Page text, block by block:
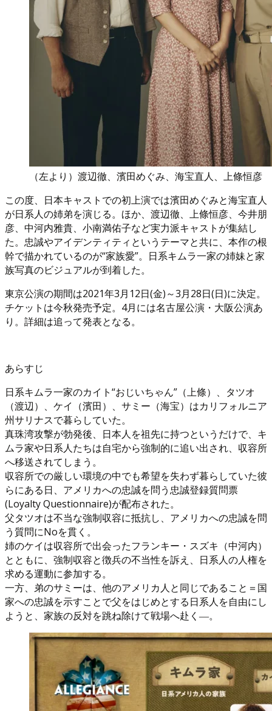
（左より）渡辺徹、濱田めぐみ、海宝直人、上條恒
この度、日本キャストでの初上演では濱田めぐみと海宝直人
が日系人の姉弟を演じる。ほか、渡辺徹、上條恒彦、今井朋
彦、中河内雅貴、小南満佑子など実力派キャストが集結し
た。忠誠やアイデンティティというテーマと共に、本作の根
幹で描かれているのが“家族愛”。日系キムラ一家の姉妹と家
族写真のビジュアルが到着した。
東京公演の期間は2021年3月12日(金)～3月28日(日)に決定。
チケットは今秋発売予定。4月には名古屋公演・大阪公演あ
り。詳細は追って発表となる。
あらすじ
日系キムラ一家のカイト“おじいちゃん”（上條）、タツオ
（渡辺）、ケイ（濱田）、サミー（海宝）はカリフォルニア
州サリナスで暮らしていた。
真珠湾攻撃が勃発後、日本人を祖先に持つというだけで、キ
ムラ家や日系人たちは自宅から強制的に追い出され、収容所
へ移送されてしまう。
収容所での厳しい環境の中でも希望を失わず暮らしていた彼
らにある日、アメリカへの忠誠を問う忠誠登録質問票
(Loyalty Questionnaire)が配布された。
父タツオは不当な強制収容に抵抗し、アメリカへの忠誠を問
う質問にNoを貫く。
姉のケイは収容所で出会ったフランキー・スズキ（中河内）
とともに、強制収容と徴兵の不当性を訴え、日系人の人権を
求める運動に参加する。
一方、弟のサミーは、他のアメリカ人と同じであること＝国
家への忠誠を示すことで父をはじめとする日系人を自由にし
ようと、家族の反対を跳ね除けて戦場へ赴く―。